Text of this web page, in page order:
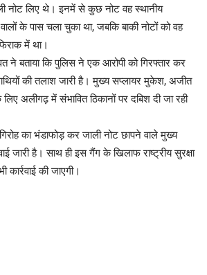
लिए थे। इनमें से कुछ नोट वह स्थानीय
के पास चला चुका था, जबकि बाकी नोटों को वह
में था।
ने बताया कि पुलिस ने एक आरोपी को गिरफ्तार कर
की तलाश जारी है। मुख्य सप्लायर मुकेश, अजीत
अलीगढ़ में संभावित ठिकानों पर दबिश दी जा रही
का भंडाफोड़ कर जाली नोट छापने वाले मुख्य
जारी है। साथ ही इस गैंग के खिलाफ राष्ट्रीय सुरक्षा
की जाएगी।